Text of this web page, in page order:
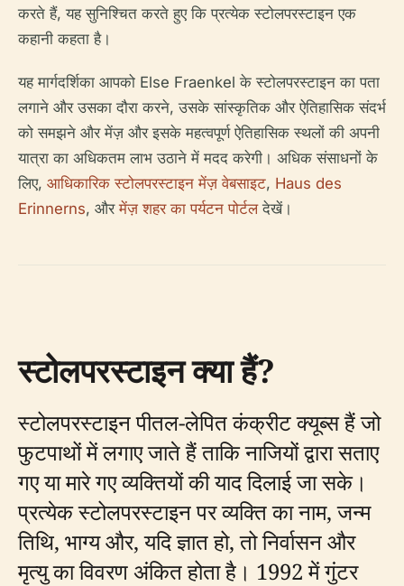
करते हैं, यह सुनिश्चित करते हुए कि प्रत्येक स्टोलपरस्टाइन एक
कहानी कहता है।
यह मार्गदर्शिका आपको Else Fraenkel के स्टोलपरस्टाइन का पता
लगाने और उसका दौरा करने, उसके सांस्कृतिक और ऐतिहासिक संदर्भ
को समझने और मेंज़ और इसके महत्वपूर्ण ऐतिहासिक स्थलों की अपनी
यात्रा का अधिकतम लाभ उठाने में मदद करेगी। अधिक संसाधनों के
लिए, आधिकारिक स्टोलपरस्टाइन मेंज़ वेबसाइट, Haus des
Erinnerns, औरमेंज़ शहर का पर्यटन पोर्टलदेखें।
स्टोलपरस्टाइन क्या हैं?
स्टोलपरस्टाइन पीतल-लेपित कंक्रीट क्यूब्स हैं जो
फुटपाथों में लगाए जाते हैं ताकि नाजियों द्वारा सताए
गए या मारे गए व्यक्तियों की याद दिलाई जा सके।
प्रत्येक स्टोलपरस्टाइन पर व्यक्ति का नाम, जन्म
तिथि, भाग्य और, यदि ज्ञात हो, तो निर्वासन और
मृत्यु का विवरण अंकित होता है। 1992 में गुंटर